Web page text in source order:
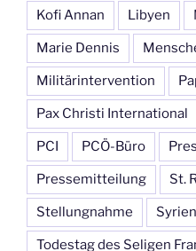
Kofi Annan Libyen
Marie Dennis
Militärintervention
Pax Christi International
PCI PCÖ-Büro
Pressemitteilung St.
Stellungnahme Syrien
Todestag des Seligen